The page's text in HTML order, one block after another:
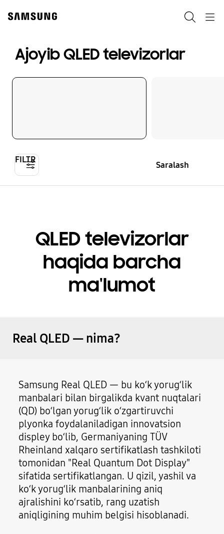
content
Ajoyib QLED televizorlar
FILTR Saralash
QLED televizorlar
haqida barcha
ma'lumot
Real QLED — nima?
Samsung Real QLED — bu ko‘k yorug‘lik
manbalari bilan birgalikda kvant nuqtalari
(QD) bo‘lgan yorug‘lik o‘zgartiruvchi
plyonka foydalaniladigan innovatsion
displey bo‘lib, Germaniyaning TÜV
Rheinland xalqaro sertifikatlash tashkiloti
tomonidan "Real Quantum Dot Display"
sifatida sertifikatlangan. U qizil, yashil va
ko‘k yorug‘lik manbalarining aniq
ajralishini ko‘rsatib, rang uzatish
aniqligining muhim belgisi hisoblanadi.